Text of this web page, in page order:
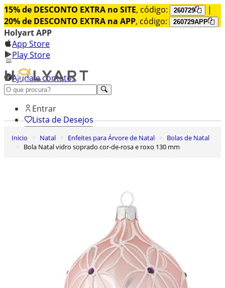
15% de DESCONTO EXTRA no SITE, código: 260729
|
20% de DESCONTO EXTRA na APP, código: 260729APP
Holyart APP
App Store
Play Store
Ajuda e contatos
Conheça premium
Entrar
Lista de Desejos
Carrinho de Compras
Inicio Natal Enfeites para Árvore de Natal
Bolas de Natal
Bola Natal vidro soprado cor-de-rosa e roxo 130 mm